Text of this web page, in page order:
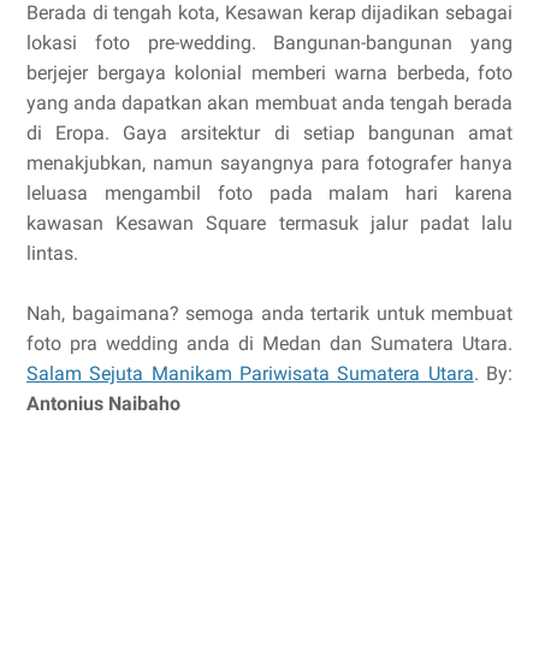
Berada di tengah kota, Kesawan kerap dijadikan sebagai
lokasi foto pre-wedding. Bangunan-bangunan yang
berjejer bergaya kolonial memberi warna berbeda, foto
yang anda dapatkan akan membuat anda tengah berada
di Eropa. Gaya arsitektur di setiap bangunan amat
menakjubkan, namun sayangnya para fotografer hanya
leluasa mengambil foto pada malam hari karena
kawasan Kesawan Square termasuk jalur padat lalu
lintas.
Nah, bagaimana? semoga anda tertarik untuk membuat
foto pra wedding anda di Medan dan Sumatera Utara.
Salam Sejuta Manikam Pariwisata Sumatera Utara. By:
Antonius Naibaho